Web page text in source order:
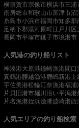
横須賀市宗像市横浜市三浦
南房総市和歌山市富津市沼
糸島市小浜市福岡市知多郡
足柄下郡湯河原町江戸川区
長岡市平塚市銚子市境港市
人気港の釣り船リスト
神湊港大原港鐘崎漁港間口
真鶴港腰越漁港 鹿嶋新港
宇佐美港松輪江奈漁港福浦
片貝旧港市堀川沿い平潟港
片名漁港姪浜漁港波崎港西
人気エリアの釣り船検索